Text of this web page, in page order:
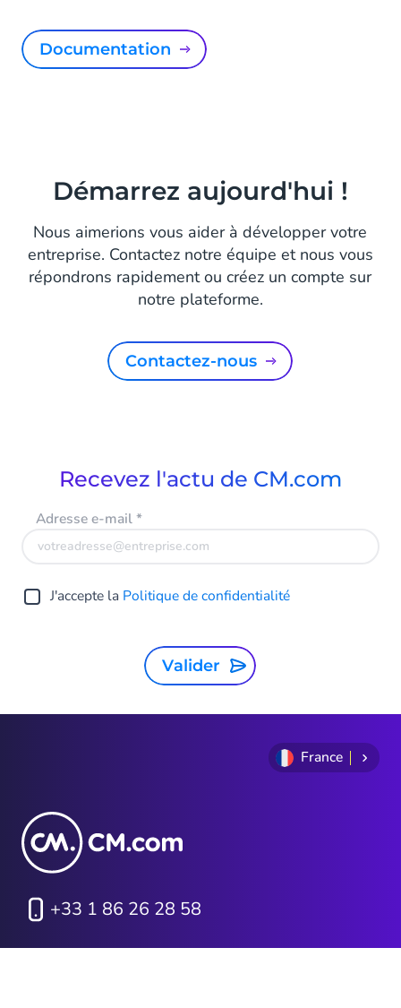
Documentation
Démarrez aujourd'hui !
Nous aimerions vous aider à développer votre
entreprise. Contactez notre équipe et nous vous
répondrons rapidement ou créez un compte sur
notre plateforme.
Contactez-nous
Recevez l'actu de CM.com
Adresse e-mail*
J'accepte la Politique de confidentialité
Valider
France
+33 1 86 26 28 58